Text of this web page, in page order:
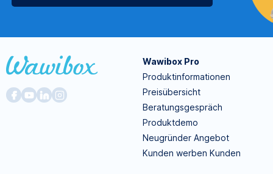
Wawibox Pro
Produktinformationen
Preisübersicht
Beratungsgespräch
Produktdemo
Neugründer Angebot
Kunden werben Kunden